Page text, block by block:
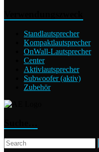
Standlautsprecher
Kompaktlautsprecher
OnWall-Lautsprecher
Center
Aktivlautsprecher
Subwoofer (aktiv)
Zubehör